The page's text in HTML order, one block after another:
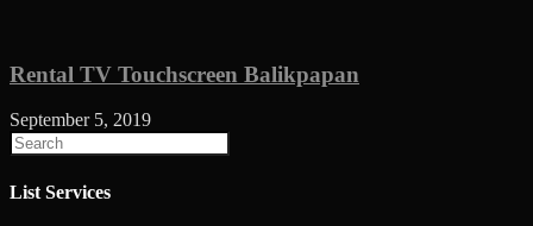
Rental TV Touchscreen Balikpapan
September 5, 2019
List Services